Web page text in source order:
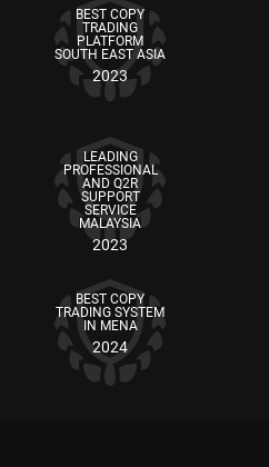
By registering in the client's
By entering promo code
deposit.
By making a deposit or internal
in this promotion.
BEST COPY
TRADING
PLATFORM
SOUTH EAST ASIA
2023
LEADING
PROFESSIONAL
AND Q2R
SUPPORT
SERVICE
MALAYSIA
2023
BEST COPY
TRADING SYSTEM
IN MENA
2024